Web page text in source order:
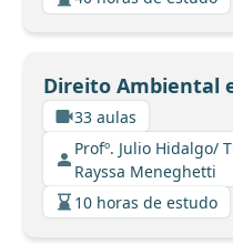
Direito Ambiental
33 aulas
Profº. Julio Hidalgo/
Rayssa Meneghetti
10 horas de estudo